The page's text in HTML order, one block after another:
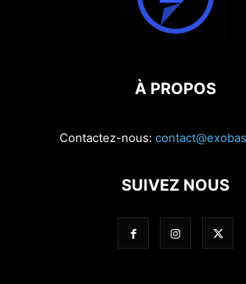
À PROPOS
Contactez-nous:
SUIVEZ NOUS